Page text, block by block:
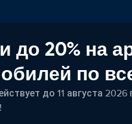
до 20% на
по
до 11 августа 2026